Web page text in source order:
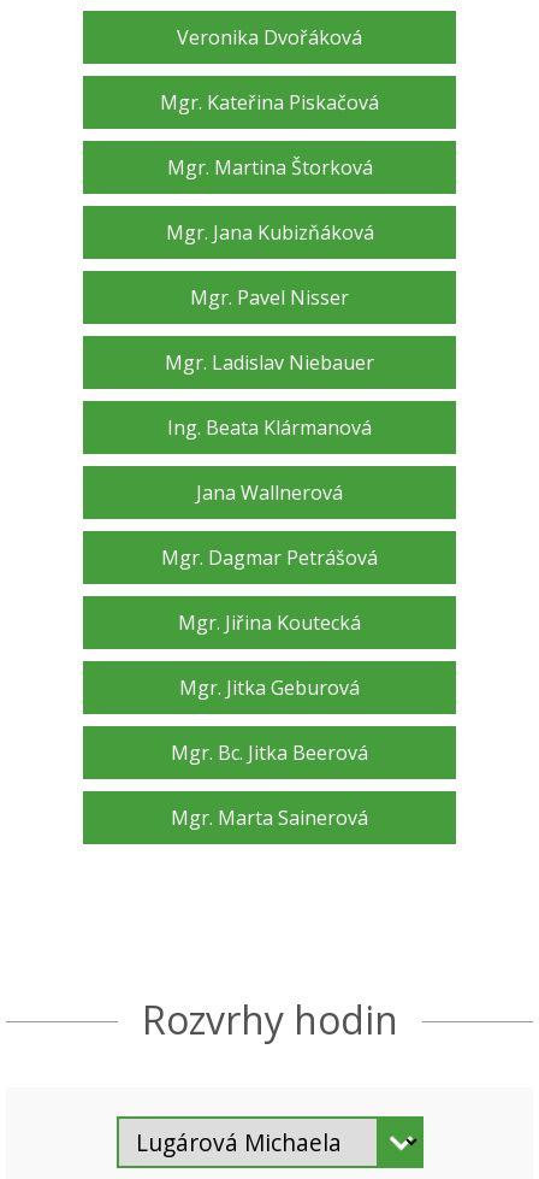
Veronika Dvořáková
Mgr. Kateřina Piskačová
Mgr. Martina Štorková
Mgr. Jana Kubizňáková
Mgr. Pavel Nisser
Mgr. Ladislav Niebauer
Ing. Beata Klármanová
Jana Wallnerová
Mgr. Dagmar Petrášová
Mgr. Jiřina Koutecká
Mgr. Jitka Geburová
Mgr. Bc. Jitka Beerová
Mgr. Marta Sainerová
Rozvrhy hodin